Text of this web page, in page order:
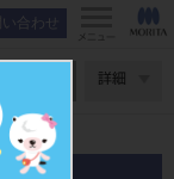
合わせ
メニュー
詳細